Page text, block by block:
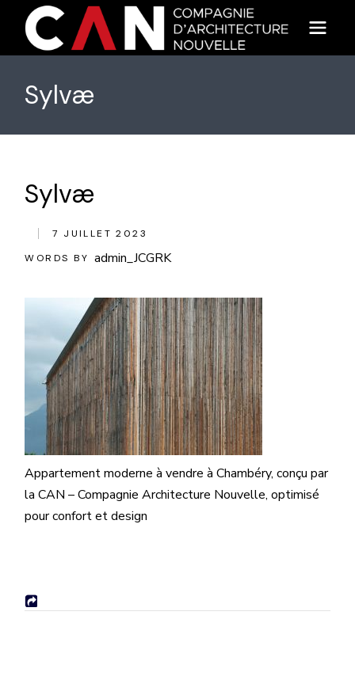
content
Sylvæ
Sylvæ
7 JUILLET 2023
WORDS BY admin_JCGRK
Appartement moderne à vendre à Chambéry, conçu par
la CAN – Compagnie Architecture Nouvelle, optimisé
pour confort et design